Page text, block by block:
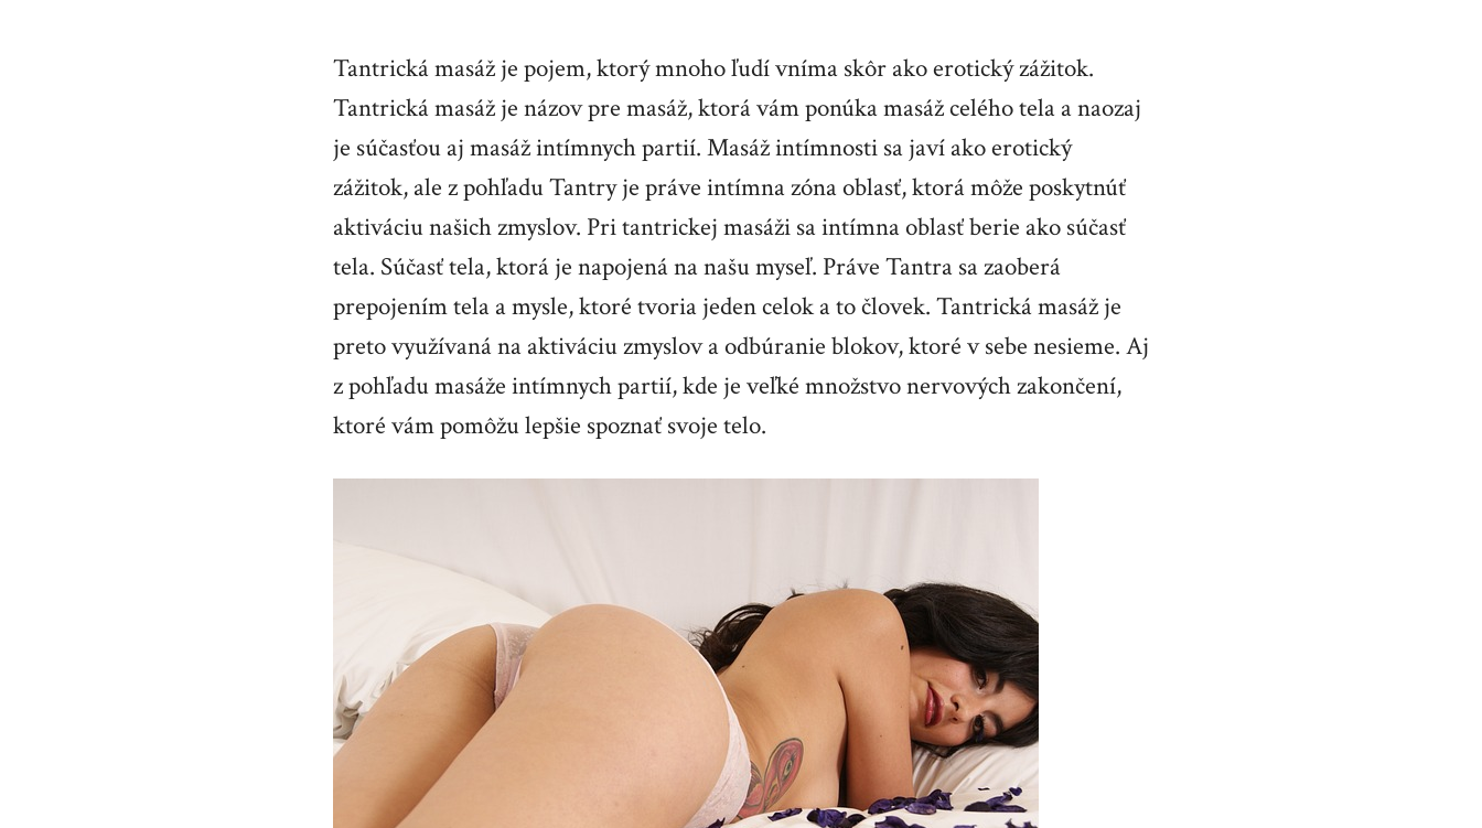
Tantrická masáž je pojem, ktorý mnoho ľudí vníma skôr ako erotický zážitok.
Tantrická masáž je názov pre masáž, ktorá vám ponúka masáž celého tela a naozaj
je súčasťou aj masáž intímnych partií. Masáž intímnosti sa javí ako erotický
zážitok, ale z pohľadu Tantry je práve intímna zóna oblasť, ktorá môže poskytnúť
aktiváciu našich zmyslov. Pri tantrickej masáži sa intímna oblasť berie ako súčasť
tela. Súčasť tela, ktorá je napojená na našu myseľ. Práve Tantra sa zaoberá
prepojením tela a mysle, ktoré tvoria jeden celok a to človek. Tantrická masáž je
preto využívaná na aktiváciu zmyslov a odbúranie blokov, ktoré v sebe nesieme. Aj
z pohľadu masáže intímnych partií, kde je veľké množstvo nervových zakončení,
ktoré vám pomôžu lepšie spoznať svoje telo.